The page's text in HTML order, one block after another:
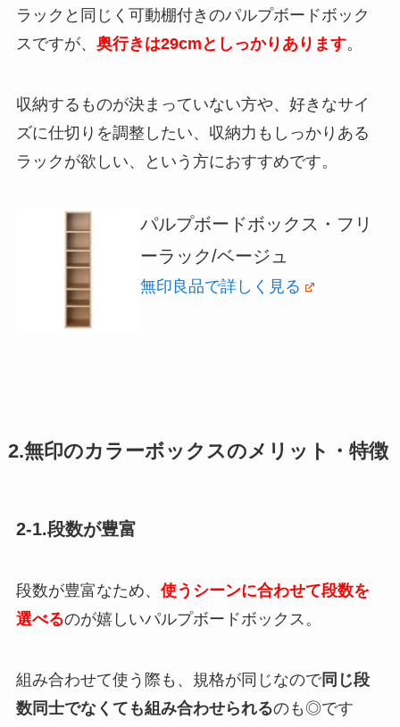
ラックと同じく可動棚付きのパルプボードボック
スですが、 奥行きは29cmとしっかりあります。
収納するものが決まっていない方や、好きなサイ
ズに仕切りを調整したい、収納力もしっかりある
ラックが欲しい、という方におすすめです。
パルプボードボックス・フリ
ーラック/ベージュ
無印良品で詳しく見る
2.無印のカラーボックスのメリット・特徴
2-1.段数が豊富
段数が豊富なため、 使うシーンに合わせて段数を
選べるのが嬉しいパルプボードボックス。
組み合わせて使う際も、規格が同じなので同じ段
数同士でなくても組み合わせられるのも◎です